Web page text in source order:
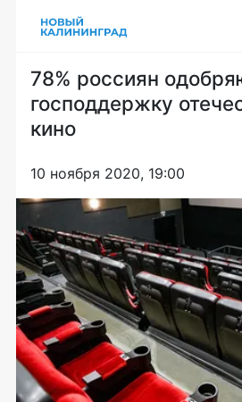
78% россиян
господдержку
кино
10 ноября 2020, 19:00